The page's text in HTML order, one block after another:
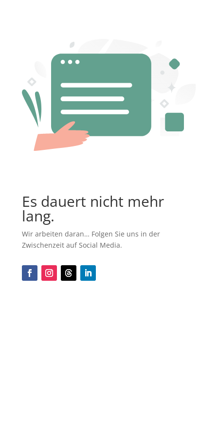
Es dauert nicht mehr
lang.
Wir arbeiten daran… Folgen Sie uns in der
Zwischenzeit auf Social Media.